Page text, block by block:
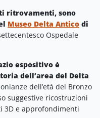
ritrovamenti, sono
Museo Delta Antico di
Ospedale
espositivo è
dell’area del Delta
dell’età del Bronzo
suggestive ricostruzioni
3D e approfondimenti